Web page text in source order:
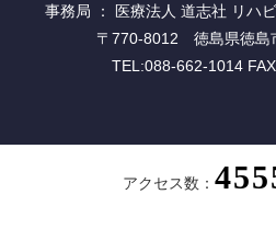
事務局 ： 医療法人 道志社 リハ
〒770-8012 徳島県徳島
TEL:088-662-1014
アクセス数：